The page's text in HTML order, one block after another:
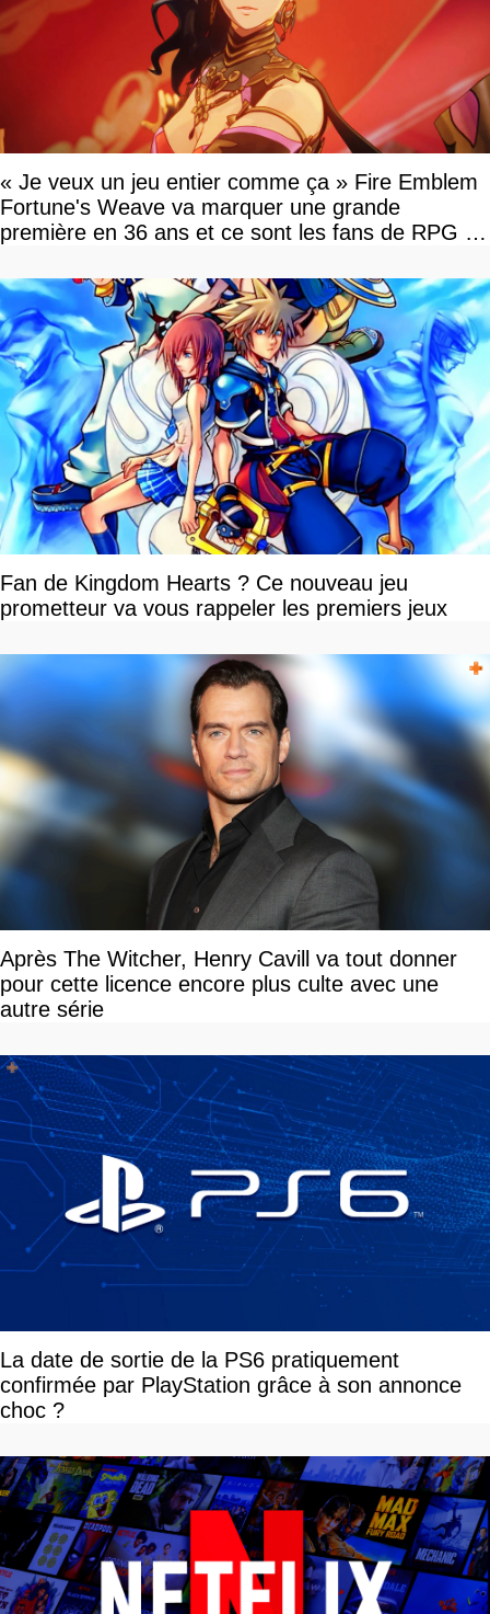
« Je veux un jeu entier comme ça » Fire Emblem
Fortune's Weave va marquer une grande
première en 36 ans et ce sont les fans de RPG en
Fan de Kingdom Hearts ? Ce nouveau jeu
prometteur va vous rappeler les premiers jeux
Après The Witcher, Henry Cavill va tout donner
pour cette licence encore plus culte avec une
autre série
La date de sortie de la PS6 pratiquement
confirmée par PlayStation grâce à son annonce
choc ?